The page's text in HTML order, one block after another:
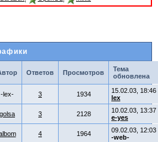
Ответов Просмотров
Тема
обновлена
-lex- 3 1934
15.02.03, 18:46
lex
golsa 3 2128
10.02.03, 13:37
e-yes
4 1964
09.02.03, 12:03
-web-